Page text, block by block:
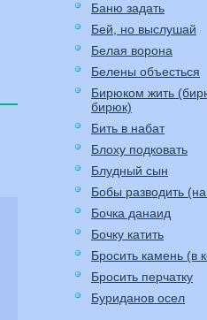
Баню задать
Бей, но выслушай
Белая ворона
Белены объесться
Бирюком жить
бирюк)
Бить в набат
Блоху подковать
Блудный сын
Бобы разводить
Бочка данаид
Бочку катить
Бросить камень (в
Бросить перчатку
Буриданов осел